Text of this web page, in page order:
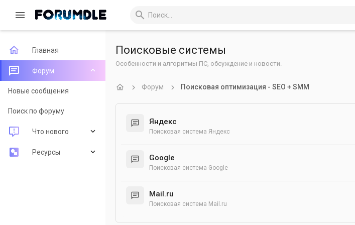
Главная
Форум
Новые сообщения
Поиск по форуму
Что нового
Новые сообщения
Ресурсы
Поисковые системы
Особенности и алгоритмы ПС, обсуждение и новости.
Форум Поисковая оптимизация - SEO + SMM
Яндекс
Поисковая система Яндекс
Google
Поисковая система Google
Mail.ru
Поисковая система Mail.ru